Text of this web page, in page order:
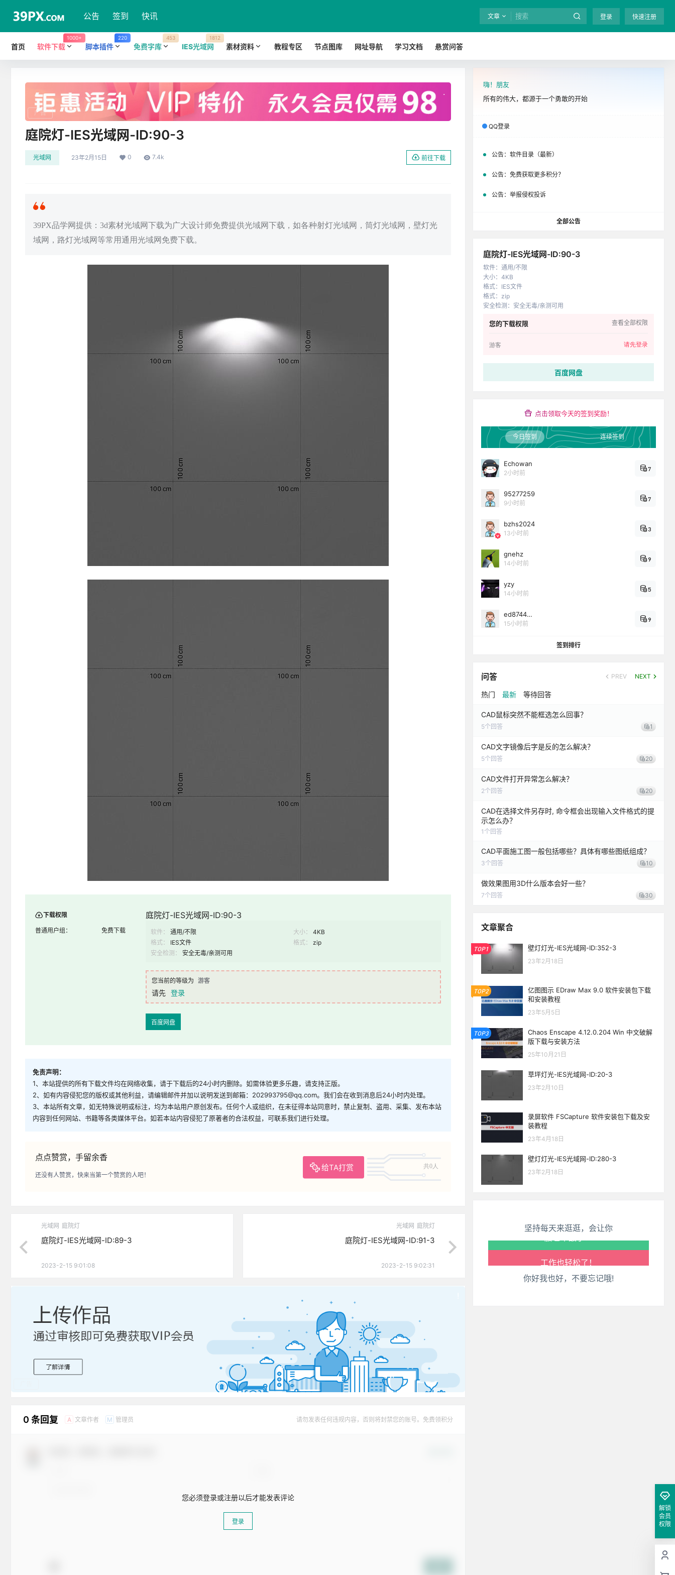
公告 签到 快讯 文章 登录 快速注册
首页 软件下载
1000+
脚本插件
220
免费字库
453
IES光域网
1812
素材资料 教程专区 节点图库 网址导航 学习文档 悬赏问答
. 全站终身免费下载！ 立即开通
广告
庭院灯-IES光域网-ID:90-3
光域网 23年2月15日 0 7.4k 前往下载
39PX品学网提供：3d素材光域网下载为广大设计师免费提供光域网下载，如各种射灯光域网，筒灯光域网，壁灯光
域网，路灯光域网等常用通用光域网免费下载。
下载权限
普通用户组： 免费下载
庭院灯-IES光域网-ID:90-3
软件： 通用/不限 大小：
4KB
格式：
IES文件 格式：
zip
安全检测：
安全无毒/亲测可用
您当前的等级为 游客
请先 登录
百度网盘
免责声明：
1、本站提供的所有下载文件均在网络收集，请于下载后的24小时内删除。如需体验更多乐趣，请支持正版。
2、如有内容侵犯您的版权或其他利益，请编辑邮件并加以说明发送到邮箱：202993795@qq.com。我们会在收到消息后24小时内处理。
3、本站所有文章，如无特殊说明或标注，均为本站用户原创发布。任何个人或组织，在未征得本站同意时，禁止复制、盗用、采集、发布本站
内容到任何网站、书籍等各类媒体平台。如若本站内容侵犯了原著者的合法权益，可联系我们进行处理。
点点赞赏，手留余香
给TA打赏 共0人
还没有人赞赏，快来当第一个赞赏的人吧！
光域网 庭院灯
庭院灯-IES光域网-ID:89-3
2023-2-15 9:01:08
光域网 庭院灯
庭院灯-IES光域网-ID:91-3
2023-2-15 9:02:31
0 条回复 A 文章作者 M 管理员 请勿发表任何违规内容，否则将封禁您的账号。免费领积分
您必须登录或注册以后才能发表评论
登录
嗨！朋友
所有的伟大，都源于一个勇敢的开始
QQ登录
公告： 软件目录（最新）
公告： 免费获取更多积分？
公告： 举报侵权投诉
全部公告
庭院灯-IES光域网-ID:90-3
软件： 通用/不限
大小： 4KB
格式： IES文件
格式： zip
安全检测 ： 安全无毒/亲测可用
您的下载权限 查看全部权限
游客 请先登录
百度网盘
点击领取今天的签到奖励！
今日签到 连续签到
Echowan
2小时前
7
95277259
9小时前
7
bzhs2024
13小时前
3
gnehz
14小时前
9
yzy
14小时前
5
ed8744…
15小时前
9
签到排行
问答 PREV NEXT
热门 最新 等待回答
CAD鼠标突然不能框选怎么回事？
5个回答 1
CAD文字镜像后字是反的怎么解决？
5个回答 20
CAD文件打开异常怎么解决？
2个回答 20
CAD在选择文件另存时, 命令框会出现输入文件格式的提
示怎么办？
1 个回答
CAD平面施工图一般包括哪些？具体有哪些图纸组成？
3个回答 10
做效果图用3D什么版本会好一些？
7个回答 30
文章聚合
TOP1 壁灯灯光-IES光域网-ID:352-3
23年2月18日
TOP2
亿图图示 EDraw Max 9.0 软件安装包下载
和安装教程
23年5月5日
TOP3
Chaos Enscape 4.12.0.204 Win 中文破解
版下载与安装方法
25年10月21日
草坪灯光-IES光域网-ID:20-3
23年2月10日
录屏软件 FSCapture 软件安装包下载及安
装教程
23年4月18日
壁灯灯光-IES光域网-ID:280-3
23年2月18日
坚持每天来逛逛，会让你
心情也舒畅了！
腿也不痛了！
腰也不酸了！
工作也轻松了！
你好我也好，不要忘记哦!
解锁
会员
权限